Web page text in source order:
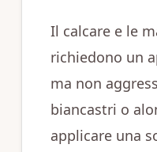
Il calcare e le
richiedono un
ma non
biancastri o
applicare una